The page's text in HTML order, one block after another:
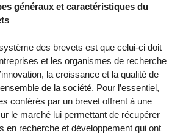
généraux et caractéristiques du
des brevets est que celui-ci doit
et les organismes de recherche
la croissance et la qualité de
de la société. Pour l’essentiel,
conférés par un brevet offrent à une
le marché lui permettant de récupérer
en recherche et développement qui ont